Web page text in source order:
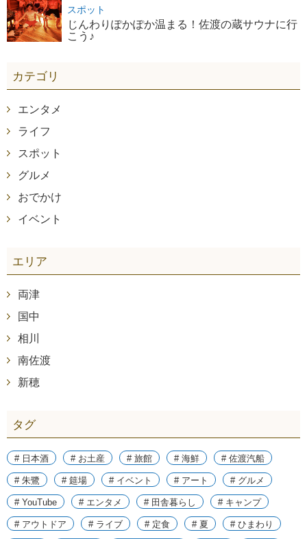
スポット
じんわりぽかぽか温まる！佐渡の蔵サウナに行
こう♪
カテゴリ
エンタメ
ライフ
スポット
グルメ
おでかけ
イベント
エリア
両津
国中
相川
南佐渡
新穂
タグ
# 日本酒 # お土産 # 旅館 # 海鮮 # 佐渡汽船
# 朱鷺 # 筵場 # イベント # アート # グルメ
# YouTube # エンタメ # 田舎暮らし # キャンプ
# アウトドア # ライブ # 定食 # 夏 # ひまわり